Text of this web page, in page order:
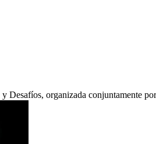
Desafíos, organizada conjuntamente